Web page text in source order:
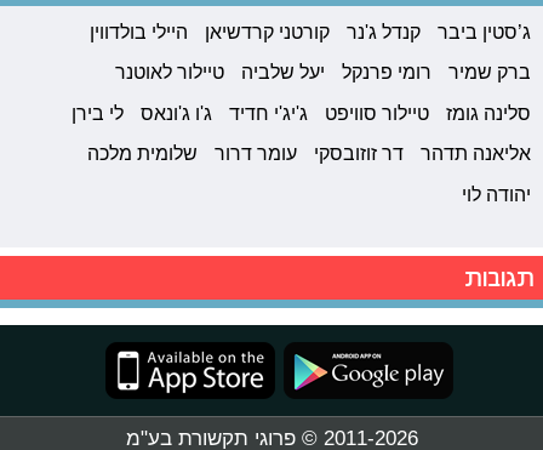
ג’סטין ביבר קנדל ג'נר קורטני קרדשיאן
היילי בולדווין
ברק שמיר
רומי פרנקל יעל שלביה
טיילור לאוטנר
סלינה גומז
טיילור סוויפט ג'יג'י חדיד ג'ו ג'ונאס
לי בירן
אליאנה תדהר
דר זוזובסקי עומר דרור
שלומית מלכה
יהודה לוי
תגובות
2011-2026 © פרוגי תקשורת בע"מ